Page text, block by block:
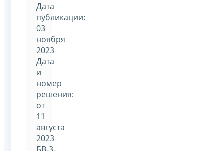
Дата
публикации:
03
ноября
2023
Дата
и
номер
решения:
от
11
августа
2023
БВ-3-